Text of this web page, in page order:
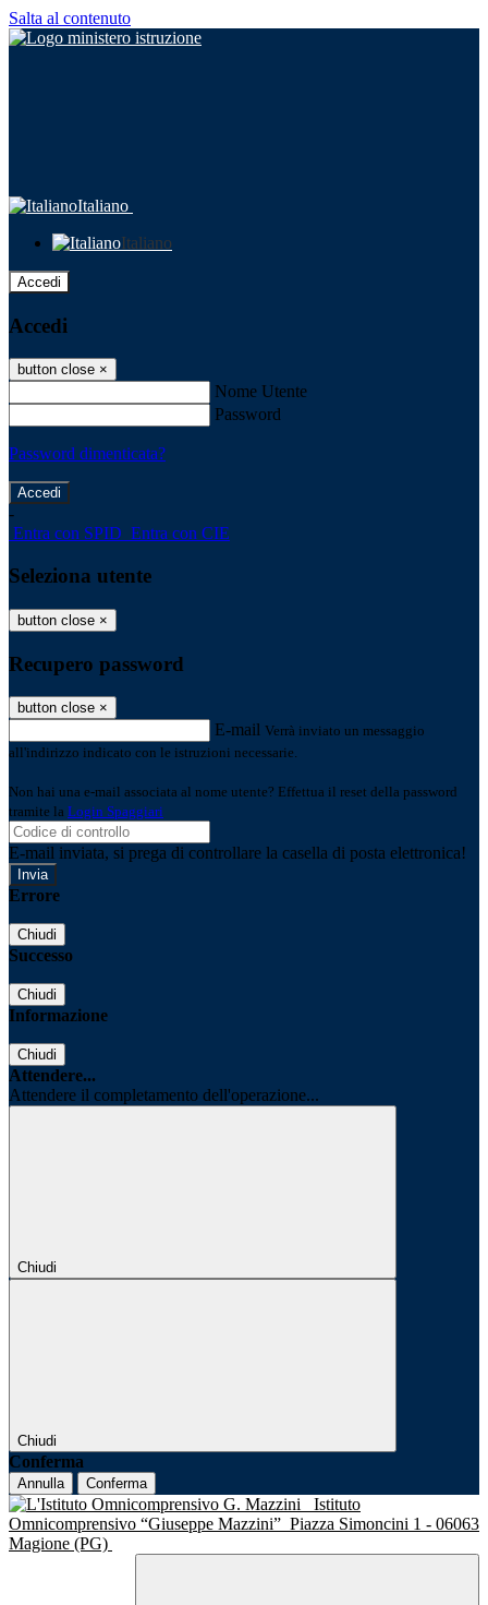
Salta al contenuto
Italiano
Italiano
Accedi
Accedi
button close ×
Nome Utente
Password
Password dimenticata?
-
Entra con SPID Entra con CIE
Seleziona utente
button close ×
Recupero password
button close ×
E-mail Verrà inviato un messaggio
all'indirizzo indicato con le istruzioni necessarie.
Non hai una e-mail associata al nome utente? Effettua il reset della password
tramite la Login Spaggiari
E-mail inviata, si prega di controllare la casella di posta elettronica!
Errore
Chiudi
Successo
Chiudi
Informazione
Chiudi
Attendere...
Attendere il completamento dell'operazione...
Chiudi
Chiudi
Conferma
Annulla Conferma
Istituto
Omnicomprensivo “Giuseppe Mazzini” Piazza Simoncini 1 - 06063
Magione (PG)